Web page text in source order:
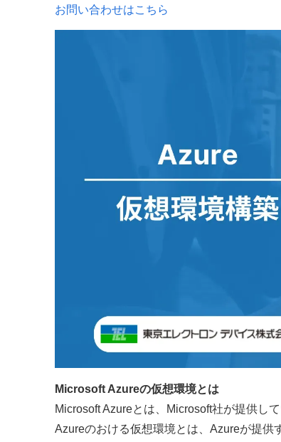
お問い合わせはこちら
Microsoft Azureの仮想環境とは
Microsoft Azureとは、Microsoft社が提供し
Azureのおける仮想環境とは、Azureが提供